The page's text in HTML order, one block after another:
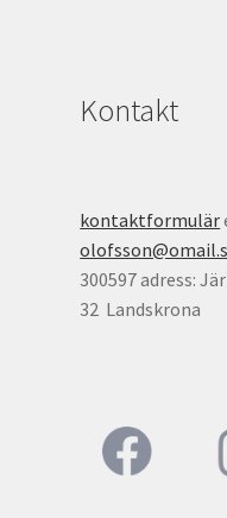
Kontakt
kontaktformulär
300597 adress:
32 Landskrona